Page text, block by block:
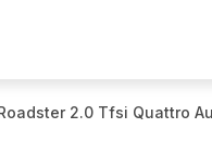
2.0 Tfsi Quattro